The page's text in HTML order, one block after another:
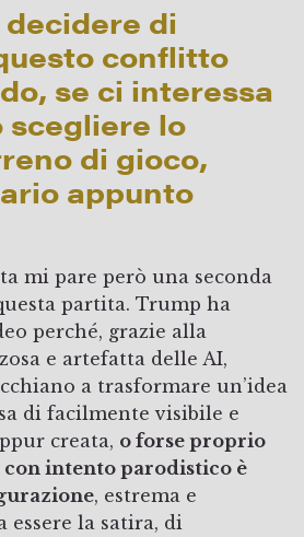
decidere di
conflitto
se ci interessa
scegliere lo
di gioco,
appunto
mi pare però una seconda
partita. Trump ha
perché, grazie alla
e artefatta delle AI,
a trasformare un’idea
di facilmente visibile e
creata, o forse proprio
intento parodistico è
, estrema e
essere la satira, di